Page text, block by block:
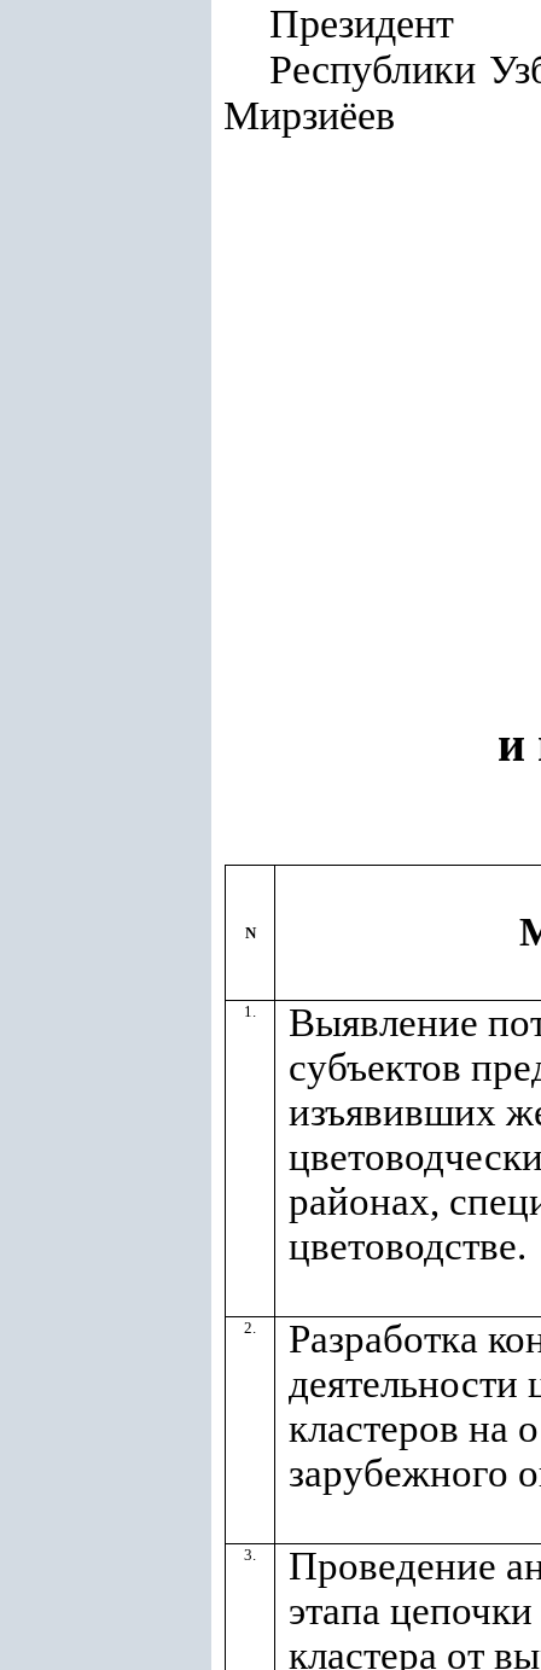
Президент
Республики
Мирзиёев
и
N
1.
Выявление
субъектов
изъявивших
районах,
цветоводстве.
2.
Разработка
деятельности
кластеров на
зарубежного
3.
Проведение
этапа
кластера от